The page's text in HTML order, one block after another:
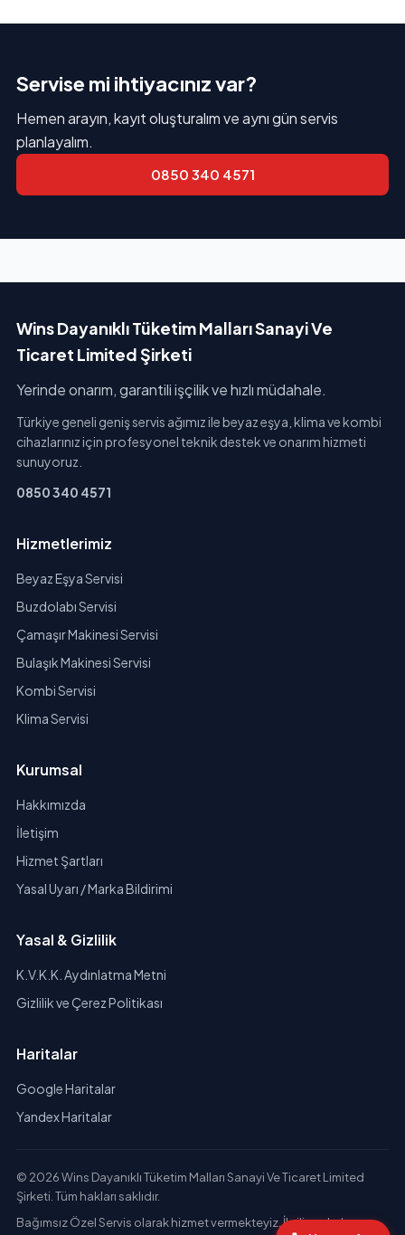
Servise mi ihtiyacınız var?
Hemen arayın, kayıt oluşturalım ve aynı gün servis
planlayalım.
0850 340 4571
Wins Dayanıklı Tüketim Malları Sanayi Ve
Ticaret Limited Şirketi
Yerinde onarım, garantili işçilik ve hızlı müdahale.
Türkiye geneli geniş servis ağımız ile beyaz eşya, klima ve kombi
cihazlarınız için profesyonel teknik destek ve onarım hizmeti
sunuyoruz.
0850 340 4571
Hizmetlerimiz
Beyaz Eşya Servisi
Buzdolabı Servisi
Çamaşır Makinesi Servisi
Bulaşık Makinesi Servisi
Kombi Servisi
Klima Servisi
Kurumsal
Hakkımızda
İletişim
Hizmet Şartları
Yasal Uyarı / Marka Bildirimi
Yasal & Gizlilik
K.V.K.K. Aydınlatma Metni
Gizlilik ve Çerez Politikası
Haritalar
Google Haritalar
Yandex Haritalar
© 2026 Wins Dayanıklı Tüketim Malları Sanayi Ve Ticaret Limited
Şirketi. Tüm hakları saklıdır.
Bağımsız Özel Servis olarak hizmet vermekteyiz. İlgili markaların